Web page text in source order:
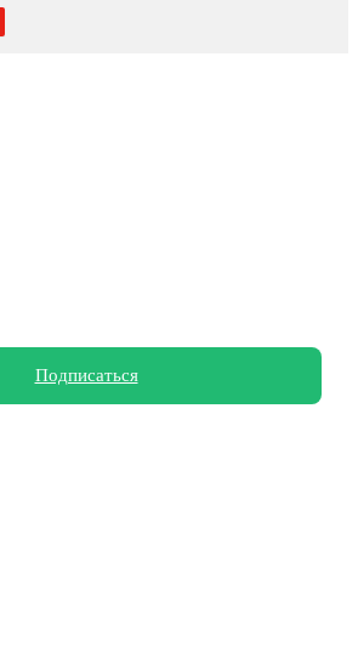
Подписаться